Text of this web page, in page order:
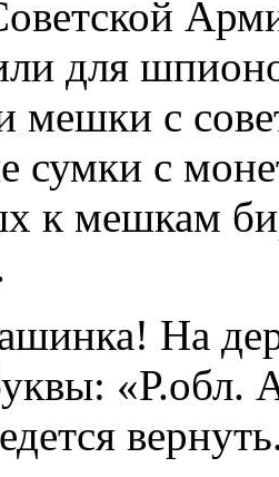
для
мешки с
сумки с
к мешкам
На
«Р.обл.